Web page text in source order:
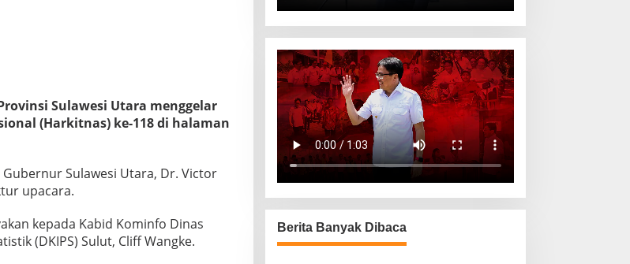
Sulawesi Utara menggelar
(Harkitnas) ke-118 di halaman
Sulawesi Utara, Dr. Victor
upacara.
kepada Kabid Kominfo Dinas
(DKIPS) Sulut, Cliff Wangke.
Berita Banyak Dibaca